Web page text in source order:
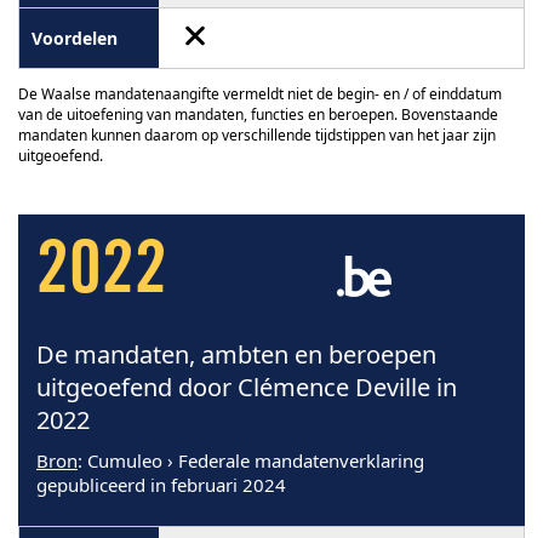
De Waalse mandatenaangifte vermeldt niet de begin- en / of einddatum
van de uitoefening van mandaten, functies en beroepen. Bovenstaande
mandaten kunnen daarom op verschillende tijdstippen van het jaar zijn
uitgeoefend.
2022
De mandaten, ambten en beroepen
uitgeoefend door Clémence Deville in
2022
Bron: Cumuleo › Federale mandatenverklaring
gepubliceerd in februari 2024